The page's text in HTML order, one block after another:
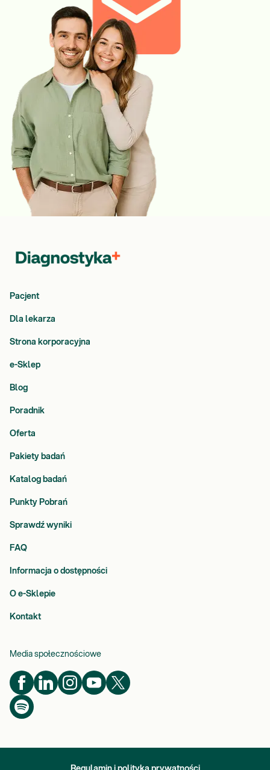
Pacjent
Dla lekarza
Strona korporacyjna
e-Sklep
Blog
Poradnik
Oferta
Pakiety badań
Katalog badań
Punkty Pobrań
Sprawdź wyniki
FAQ
Informacja o dostępności
O e-Sklepie
Kontakt
Media społecznościowe